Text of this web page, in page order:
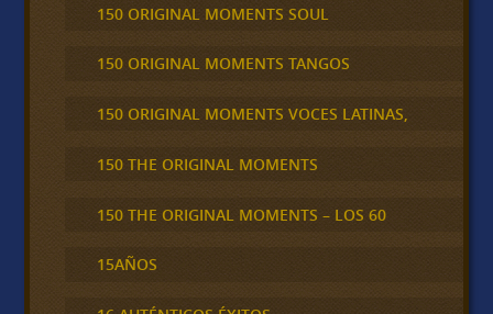
150 ORIGINAL MOMENTS SOUL
150 ORIGINAL MOMENTS TANGOS
150 ORIGINAL MOMENTS VOCES LATINAS,
150 THE ORIGINAL MOMENTS
150 THE ORIGINAL MOMENTS – LOS 60
15AÑOS